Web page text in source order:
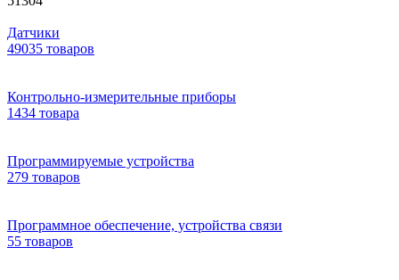
Датчики
49035 товаров
Контрольно-измерительные приборы
1434 товара
Программируемые устройства
279 товаров
Программное обеспечение, устройства связи
55 товаров